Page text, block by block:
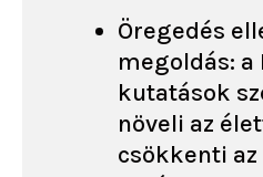
Öregedés
megoldás: a
kutatások
növeli az
csökkenti